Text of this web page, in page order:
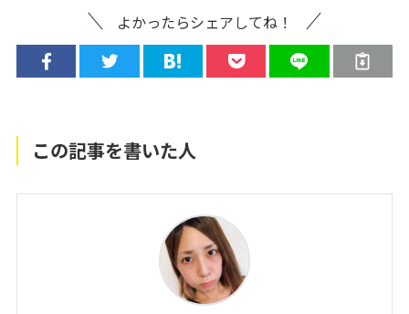
よかったらシェアしてね！
この記事を書いた人